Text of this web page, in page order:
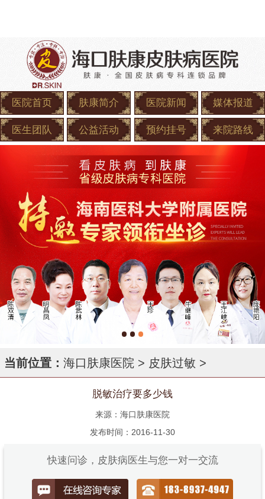
医院首页 肤康简介 医院新闻 媒体报道
医生团队 公益活动 预约挂号 来院路线
当前位置： 海口肤康医院 > 皮肤过敏 >
脱敏治疗要多少钱
来源：海口肤康医院
发布时间：2016-11-30
快速问诊，皮肤病医生与您一对一交流